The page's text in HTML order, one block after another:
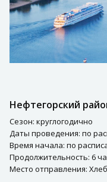
Нефтегорский
Сезон: круглогодично
Даты проведения: по
Время начала: по
Продолжительность: 6
Место отправления: